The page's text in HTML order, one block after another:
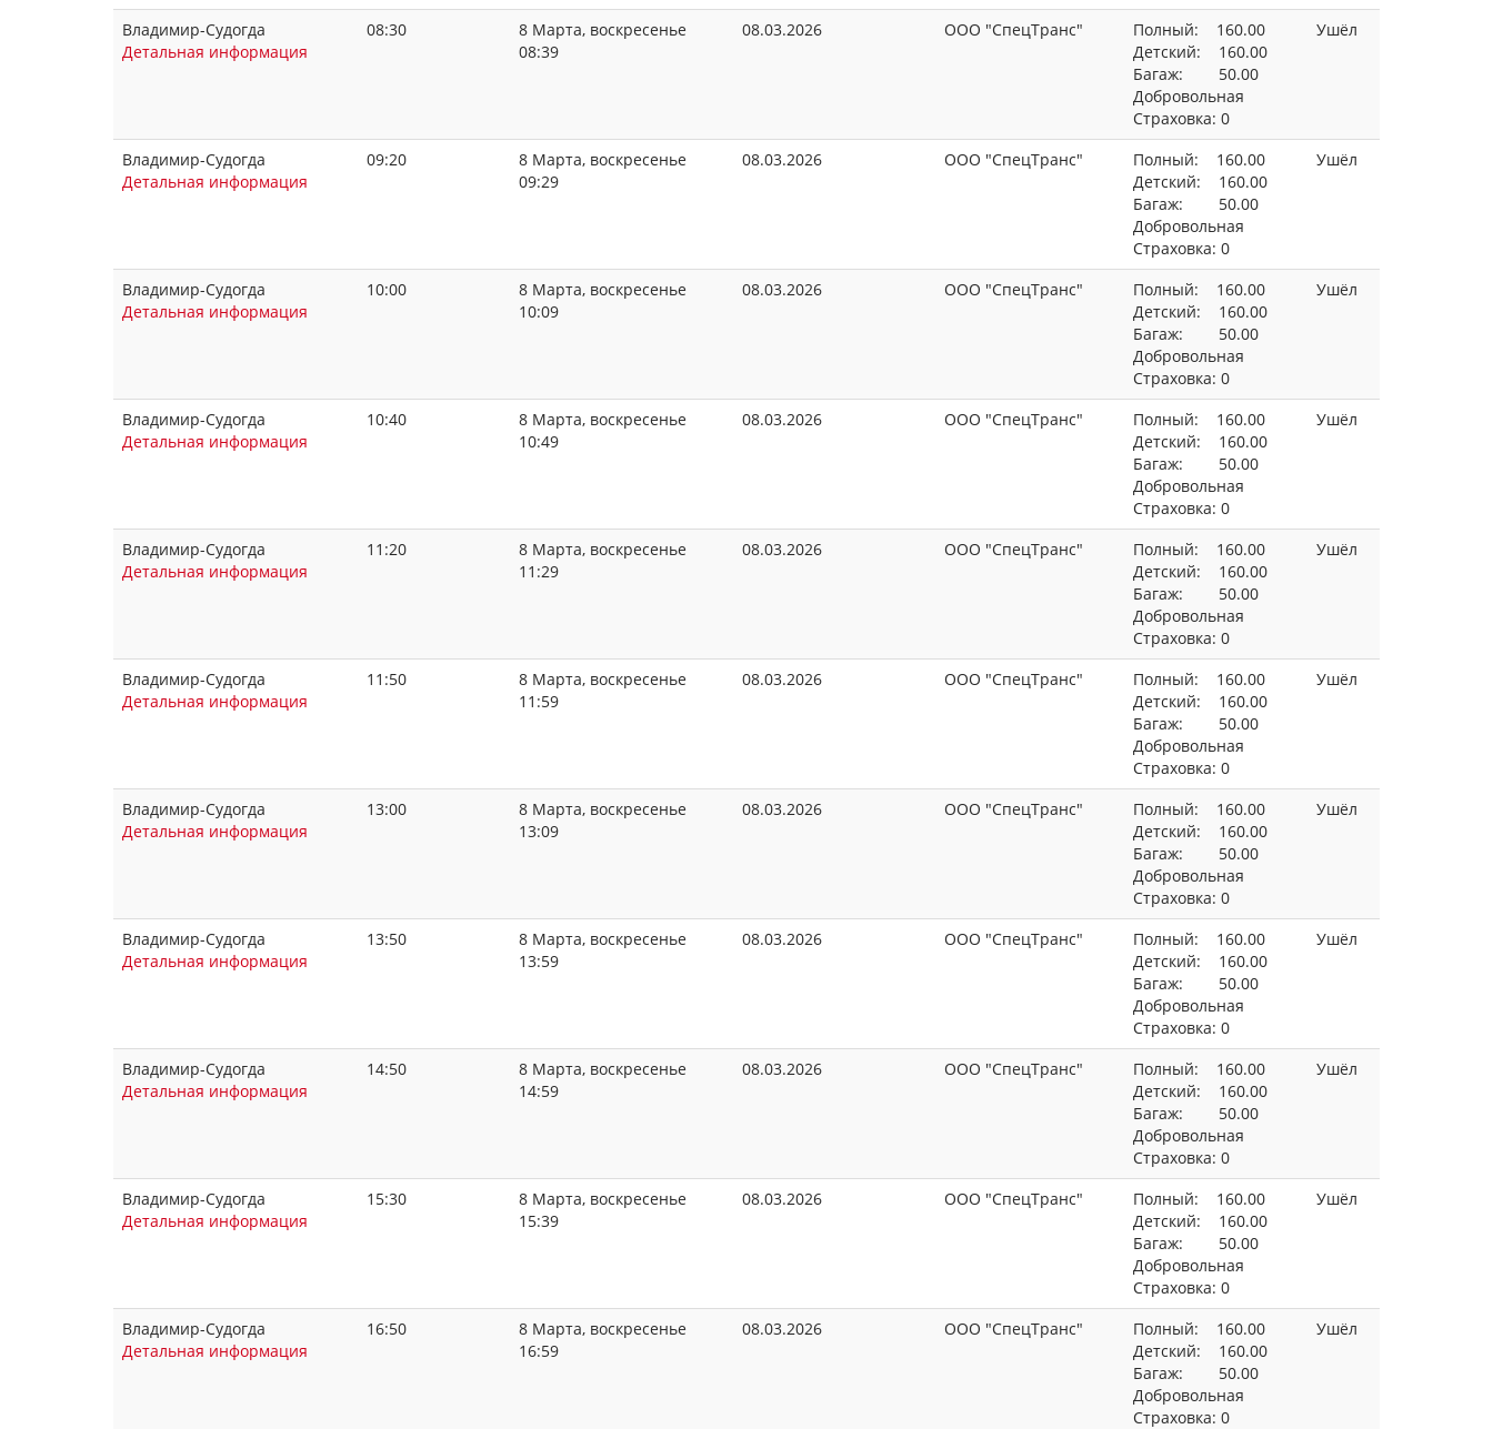
Владимир-Судогда
Детальная информация
08:30
8 Марта, воскресенье
08:39
08.03.2026 ООО "СпецТранс"
Полный: 160.00
Детский: 160.00
Багаж: 50.00
Добровольная
Страховка: 0
Ушёл
Владимир-Судогда
Детальная информация
09:20
8 Марта, воскресенье
09:29
08.03.2026 ООО "СпецТранс"
Полный: 160.00
Детский: 160.00
Багаж: 50.00
Добровольная
Страховка: 0
Ушёл
Владимир-Судогда
Детальная информация
10:00
8 Марта, воскресенье
10:09
08.03.2026 ООО "СпецТранс"
Полный: 160.00
Детский: 160.00
Багаж: 50.00
Добровольная
Страховка: 0
Ушёл
Владимир-Судогда
Детальная информация
10:40
8 Марта, воскресенье
10:49
08.03.2026 ООО "СпецТранс"
Полный: 160.00
Детский: 160.00
Багаж: 50.00
Добровольная
Страховка: 0
Ушёл
Владимир-Судогда
Детальная информация
11:20
8 Марта, воскресенье
11:29
08.03.2026 ООО "СпецТранс"
Полный: 160.00
Детский: 160.00
Багаж: 50.00
Добровольная
Страховка: 0
Ушёл
Владимир-Судогда
Детальная информация
11:50
8 Марта, воскресенье
11:59
08.03.2026 ООО "СпецТранс"
Полный: 160.00
Детский: 160.00
Багаж: 50.00
Добровольная
Страховка: 0
Ушёл
Владимир-Судогда
Детальная информация
13:00
8 Марта, воскресенье
13:09
08.03.2026 ООО "СпецТранс"
Полный: 160.00
Детский: 160.00
Багаж: 50.00
Добровольная
Страховка: 0
Ушёл
Владимир-Судогда
Детальная информация
13:50
8 Марта, воскресенье
13:59
08.03.2026 ООО "СпецТранс"
Полный: 160.00
Детский: 160.00
Багаж: 50.00
Добровольная
Страховка: 0
Ушёл
Владимир-Судогда
Детальная информация
14:50
8 Марта, воскресенье
14:59
08.03.2026 ООО "СпецТранс"
Полный: 160.00
Детский: 160.00
Багаж: 50.00
Добровольная
Страховка: 0
Ушёл
Владимир-Судогда
Детальная информация
15:30
8 Марта, воскресенье
15:39
08.03.2026 ООО "СпецТранс"
Полный: 160.00
Детский: 160.00
Багаж: 50.00
Добровольная
Страховка: 0
Ушёл
Владимир-Судогда
Детальная информация
16:50
8 Марта, воскресенье
16:59
08.03.2026 ООО "СпецТранс"
Полный: 160.00
Детский: 160.00
Багаж: 50.00
Добровольная
Страховка: 0
Ушёл